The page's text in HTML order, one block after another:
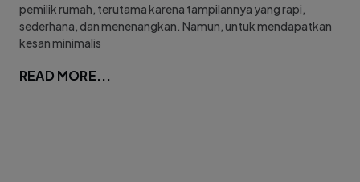
pemilik rumah, terutama karena tampilannya yang rapi,
sederhana, dan menenangkan. Namun, untuk mendapatkan
kesan minimalis
READ MORE...